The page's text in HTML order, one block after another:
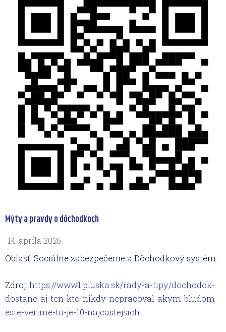
Mýty a pravdy o dôchodkoch
14. apríla 2026
Oblasť: Sociálne zabezpečenie a Dôchodkový systém.
Zdroj: https://www1.pluska.sk/rady-a-tipy/dochodok-
dostane-aj-ten-kto-nikdy-nepracoval-akym-bludom-
este-verime-tu-je-10-najcastejsich